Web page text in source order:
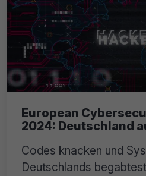
European
2024: Deutschland
Codes knacken und
Deutschlands